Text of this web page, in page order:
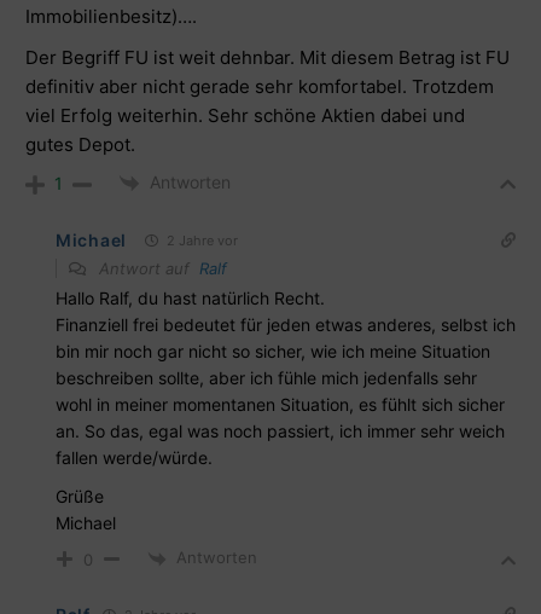
Immobilienbesitz)….
Der Begriff FU ist weit dehnbar. Mit diesem Betrag ist FU
definitiv aber nicht gerade sehr komfortabel. Trotzdem
viel Erfolg weiterhin. Sehr schöne Aktien dabei und
gutes Depot.
1 Antworten
Michael 2 Jahre vor
Antwort auf Ralf
Hallo Ralf, du hast natürlich Recht.
Finanziell frei bedeutet für jeden etwas anderes, selbst ich
bin mir noch gar nicht so sicher, wie ich meine Situation
beschreiben sollte, aber ich fühle mich jedenfalls sehr
wohl in meiner momentanen Situation, es fühlt sich sicher
an. So das, egal was noch passiert, ich immer sehr weich
fallen werde/würde.
Grüße
Michael
0 Antworten